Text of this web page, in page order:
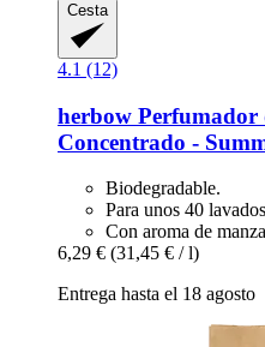
Cesta
4.1 (12)
herbow Perfumador
Concentrado -​
Biodegradable.
Para unos 40
Con aroma de
6,29 € (31,45 € / l)
Entrega hasta el 18 agosto